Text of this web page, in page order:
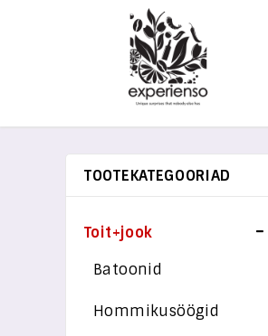
TOOTEKATEGOORIAD
Toit+jook
Batoonid
Hommikusöögid